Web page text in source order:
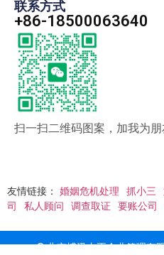
联系方式
+86-18500063640
扫一扫二维码图案，加我为朋
友情链接： 婚姻危机处理 抓小三
司
私人顾问 调查取证 要账公司
© 北京博讯丰正企业管理有